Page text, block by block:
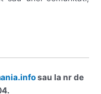
sau la nr de